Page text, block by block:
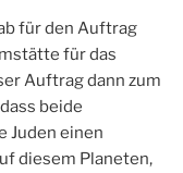
für den Auftrag
für das
Auftrag dann zum
beide
Juden einen
diesem Planeten,